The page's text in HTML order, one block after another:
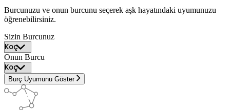
Burcunuzu ve onun burcunu seçerek aşk hayatındaki uyumunuzu
öğrenebilirsiniz.
Sizin Burcunuz
Onun Burcu
Burç Uyumunu Göster